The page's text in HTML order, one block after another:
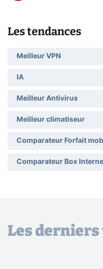
Les tendances
Meilleur VPN
IA
Meilleur Antivirus
Meilleur climatiseur
Comparateur Forfait
Comparateur Box
Les